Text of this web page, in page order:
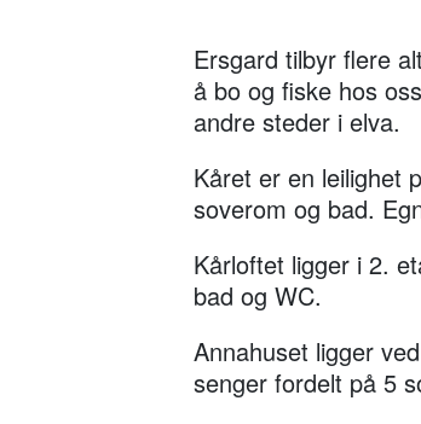
Ersgard tilbyr flere
å bo og fiske hos
andre steder i elva.
Kåret er en leilighet
soverom og bad.
Kårloftet ligger i 2.
bad og WC.
Annahuset ligger
senger fordelt på 5